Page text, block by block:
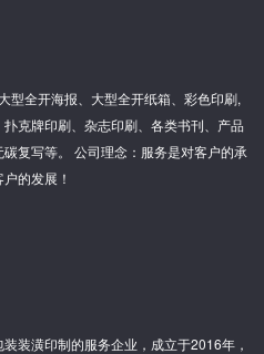
型全开海报、大型全开纸箱、彩色印刷,
克牌印刷、杂志印刷、各类书刊、产品
复写等。 公司理念：服务是对客户的承
的发展！
装潢印制的服务企业，成立于2016年，